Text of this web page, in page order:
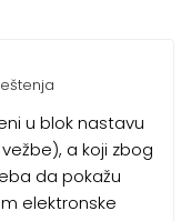
u blok nastavu
a koji zbog
da pokažu
elektronske